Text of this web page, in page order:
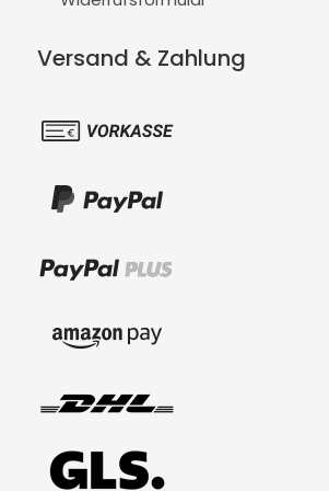
Versand & Zahlung